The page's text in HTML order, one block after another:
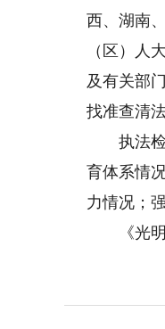
西、湖南
（区）人
及有关部
找准查清
执法检
育体系情
力情况；
《光明